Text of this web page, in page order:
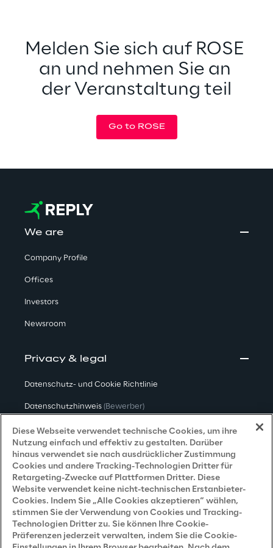
Melden Sie sich auf ROSE
an und nehmen Sie an
der Veranstaltung teil
Go to ROSE
We are
Company Profile
Offices
Investors
Newsroom
Privacy & legal
Datenschutz- und Cookie Richtlinie
Datenschutzhinweis (Bewerber)
Datenschutzhinweis(Kunden)
Datenschutzhinweis (Dienstleister)
Datenschutzhinweis (Marketing)
Grundsatzerklärung - LKSG(Deutschland)
Accessibility Statement
Diese Webseite verwendet technische Cookies, um ihre
Nutzung einfach und effektiv zu gestalten. Darüber
hinaus verwendet sie nach ausdrücklicher Zustimmung
Cookies und andere Tracking-Technologien Dritter für
Retargeting-Zwecke auf Plattformen Dritter. Diese
Website verwendet keine nicht-technischen Erstanbieter-
Cookies. Indem Sie „Alle Cookies akzeptieren“ wählen,
stimmen Sie der Verwendung von Cookies und Tracking-
Technologien Dritter zu. Sie können Ihre Cookie-
Präferenzen jederzeit verwalten, indem Sie die Cookie-